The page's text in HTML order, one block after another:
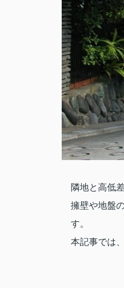
隣地と高低
擁壁や地盤
す。
本記事では